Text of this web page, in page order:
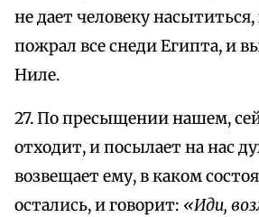
не дает человеку
пожрал все снеди Египта, и
Ниле.
27. По пресыщении нашем,
отходит, и посылает на нас
возвещает ему, в каком
остались, и говорит: «Иди,